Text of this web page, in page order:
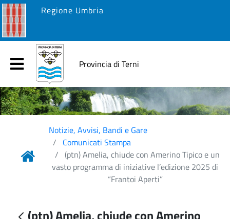
Regione Umbria
Provincia di Terni
Notizie, Avvisi, Bandi e Gare
Comunicati Stampa
(ptn) Amelia, chiude con Amerino Tipico e un
vasto programma di iniziative l’edizione 2025 di
“Frantoi Aperti”